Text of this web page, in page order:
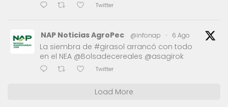
Twitter
NAP Noticias AgroPec @infonap · 6 Ago
La siembra de #girasol arrancó con todo
en el NEA @Bolsadecereales @asagirok
Twitter
Load More